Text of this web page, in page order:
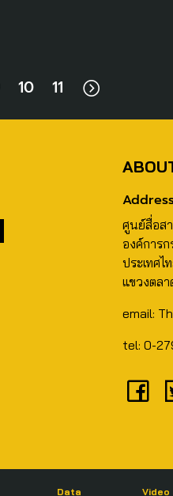
10 11
ศูนย์สื่อส
องค์การ
ประเทศ
แขวงตลา
email:
tel: 0-
Data Video